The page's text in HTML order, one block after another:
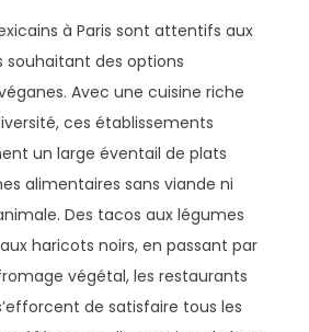
à Paris sont attentifs aux
souhaitant des options
Avec une cuisine riche
ces établissements
un large éventail de plats
alimentaires sans viande ni
Des tacos aux légumes
haricots noirs, en passant par
végétal, les restaurants
de satisfaire tous les